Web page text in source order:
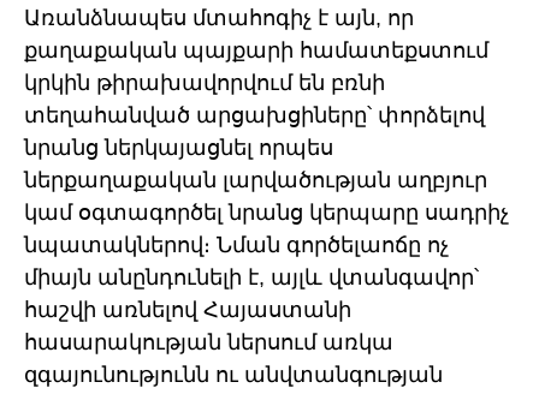
Առանձնապես մտահոգիչ է այն, որ
քաղաքական պայքարի համատեքստում
կրկին թիրախավորվում են բռնի
տեղահանված արցախցիները՝ փորձելով
նրանց ներկայացնել որպես
ներքաղաքական լարվածության աղբյուր
կամ օգտագործել նրանց կերպարը սադրիչ
նպատակներով։ Նման գործելաոճը ոչ
միայն անընդունելի է, այլև վտանգավոր՝
հաշվի առնելով Հայաստանի
հասարակության ներսում առկա
զգայունությունն ու անվտանգության